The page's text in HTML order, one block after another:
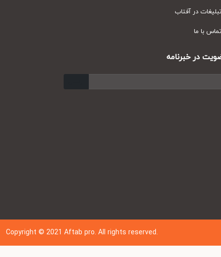
در آفتاب
با ما
در خبرنامه
Copyright © 202 1Aftab pro. All rights reserved.